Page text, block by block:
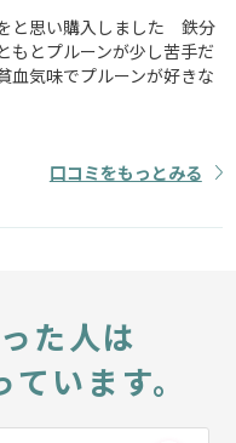
と思い購入しました 鉄分
もとプルーンが少し苦手だ
血気味でプルーンが好きな
口コミをもっとみる
た人は
います。